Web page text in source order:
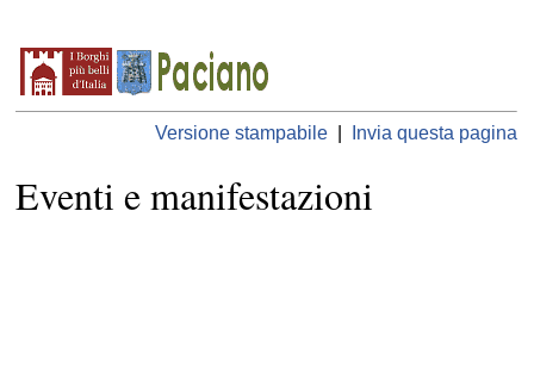
Versione stampabile Invia questa pagina
Eventi e manifestazioni